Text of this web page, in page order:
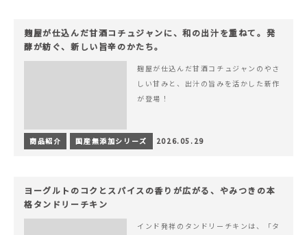
麹屋が仕込んだ甘酒コチュジャンに、和の出汁を重ねて。発
酵が紡ぐ、新しい旨辛のかたち。
麹屋が仕込んだ甘酒コチュジャンのやさ
しい甘みと、出汁の旨みを活かした新作
が登場！
商品紹介 国産無添加シリーズ 2026.05.29
ヨーグルトのコクとスパイスの香りが広がる、やみつきの本
格タンドリーチキン
インド発祥のタンドリーチキンは、「タ